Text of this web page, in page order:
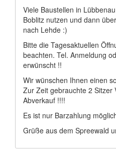
Viele Baustellen in
Boblitz nutzen und dann
nach Lehde :)
Bitte die Tagesaktuellen
beachten. Tel. Anmeldung
erwünscht !!
Wir wünschen Ihnen einen
Zur Zeit gebrauchte 2 Sitzer
Abverkauf !!!!
Es ist nur Barzahlung
Grüße aus dem Spreewald